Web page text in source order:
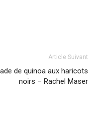
Article Suivant
de quinoa aux haricots
noirs – Rachel Maser